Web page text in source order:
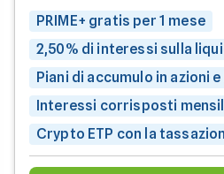
PRIME+ gratis per 1 mese
2,50% di interessi sulla
Piani di accumulo in azioni e
Interessi corrisposti
Crypto ETP con la